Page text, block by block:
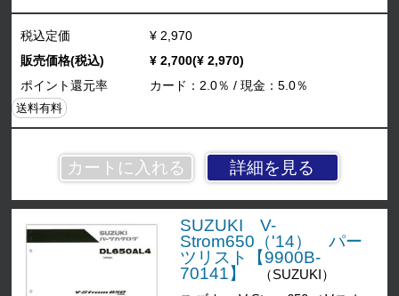
詳細を見る
税込定価
¥ 2,970
販売価格(税込)
¥ 2,700(¥ 2,970)
ポイント還元率
カード：2.0％ / 現金：5.0％
送料有料
SUZUKI V-
Strom650（'14） パー
ツリスト【9900B-
70141】
（SUZUKI）